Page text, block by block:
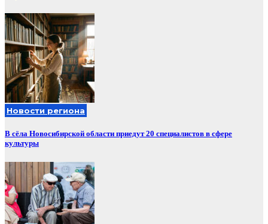
Новости региона
В сёла Новосибирской области приедут 20 специалистов в сфере
культуры